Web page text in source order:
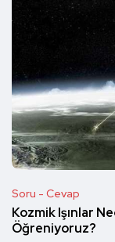
Soru - Cevap
Kozmik Işınlar
Öğreniyoruz?